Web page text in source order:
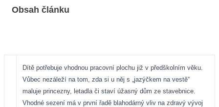
Obsah článku
Dítě potřebuje vhodnou pracovní plochu již v předškolním věku.
Vůbec nezáleží na tom, zda si u něj s „jazýčkem na vestě“
maluje princezny, letadla či staví úžasný dům ze stavebnice.
Vhodné sezení má v první řadě blahodárný vliv na zdravý vývoj